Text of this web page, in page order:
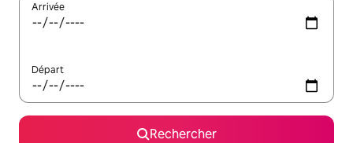
Arrivée
Départ
Rechercher